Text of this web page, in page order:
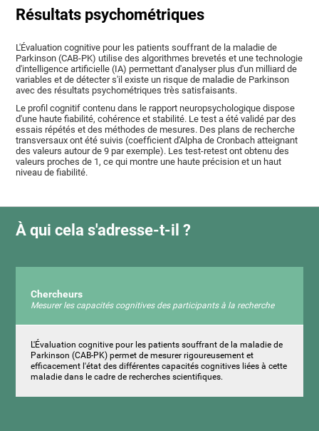
Résultats psychométriques
L'Évaluation cognitive pour les patients souffrant de la maladie de
Parkinson (CAB-PK) utilise des algorithmes brevetés et une technologie
d'intelligence artificielle (IA) permettant d'analyser plus d'un milliard de
variables et de détecter s'il existe un risque de maladie de Parkinson
avec des résultats psychométriques très satisfaisants.
Le profil cognitif contenu dans le rapport neuropsychologique dispose
d'une haute fiabilité, cohérence et stabilité. Le test a été validé par des
essais répétés et des méthodes de mesures. Des plans de recherche
transversaux ont été suivis (coefficient d'Alpha de Cronbach atteignant
des valeurs autour de 9 par exemple). Les test-retest ont obtenu des
valeurs proches de 1, ce qui montre une haute précision et un haut
niveau de fiabilité.
À qui cela s'adresse-t-il ?
Chercheurs
Mesurer les capacités cognitives des participants à la recherche
L'Évaluation cognitive pour les patients souffrant de la maladie de
Parkinson (CAB-PK) permet de mesurer rigoureusement et
efficacement l'état des différentes capacités cognitives liées à cette
maladie dans le cadre de recherches scientifiques.